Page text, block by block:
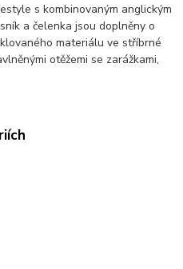
s kombinovaným anglickým
a čelenka jsou doplněny o
materiálu ve stříbrné
otěžemi se zarážkami,